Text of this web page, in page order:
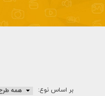
بر اساس نوع: